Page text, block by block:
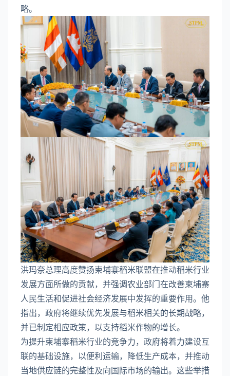
略。
洪玛奈总理高度赞扬柬埔寨稻米联盟在推动稻米行业
发展方面所做的贡献，并强调农业部门在改善柬埔寨
人民生活和促进社会经济发展中发挥的重要作用。他
指出，政府将继续优先发展与稻米相关的长期战略，
并已制定相应政策，以支持稻米作物的增长。
为提升柬埔寨稻米行业的竞争力，政府将着力建设互
联的基础设施，以便利运输，降低生产成本，并推动
当地供应链的完整性及向国际市场的输出。这些举措